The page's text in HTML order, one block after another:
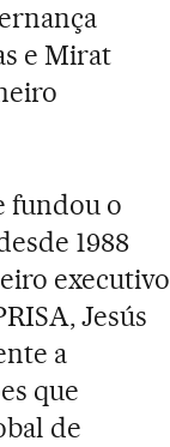
e Mirat
fundou o
1988
executivo
Jesús
a
que
de